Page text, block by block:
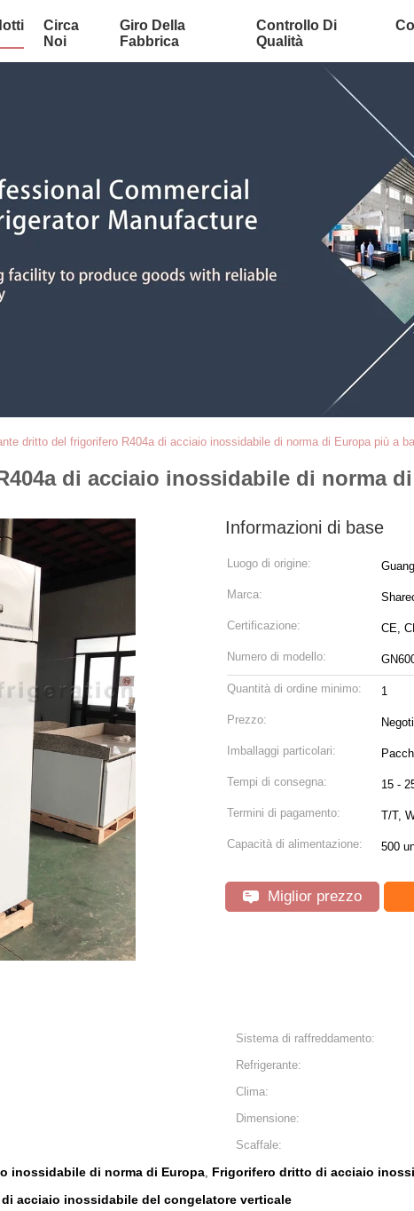
Circa
Noi
Giro Della
Fabbrica
Controllo Di
Qualità
dritto del frigorifero R404a di acciaio inossidabile di norma di Europa più a
di acciaio inossidabile di norma
Informazioni di base
Luogo di origine:
Marca:
Certificazione: CE,
Numero di modello:
Quantità di ordine minimo: 1
Prezzo:
Imballaggi particolari:
Tempi di consegna: 15 -
Termini di pagamento: T/T,
Capacità di alimentazione: 500
Miglior prezzo
Sistema di raffreddamento:
Refrigerante:
Clima:
Dimensione:
Scaffale:
inossidabile di norma di Europa, Frigorifero dritto di acciaio
acciaio inossidabile del congelatore verticale